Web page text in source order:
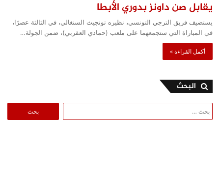
يقابل صن داونز بدوري الأبطا
يستضيف فريق الترجي التونسي، نظيره تونجيث السنغالي، في الثالثة عصرًا،
في المباراة التي ستجمعهما على ملعب (حمادي العقربي)، ضمن الجولة…
أكمل القراءة »
البحث
عن: